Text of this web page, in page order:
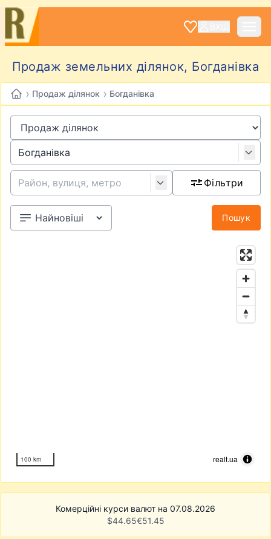
Продаж земельних ділянок, Богданівка
› Продаж ділянок › Богданівка
Фільтри
Пошук
100 km realt.ua
Комерційні курси валют на 07.08.2026
$44.65€51.45